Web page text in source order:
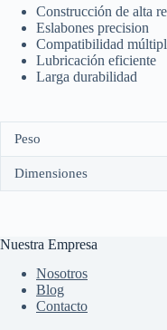
Construcción de alta
Eslabones precision
Compatibilidad
Lubricación eficiente
Larga durabilidad
Peso
Dimensiones
Nuestra Empresa
Nosotros
Blog
Contacto